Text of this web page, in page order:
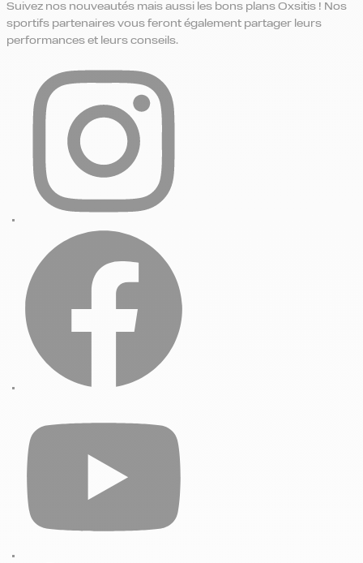
Suivez nos nouveautés mais aussi les bons plans Oxsitis ! Nos
sportifs partenaires vous feront également partager leurs
performances et leurs conseils.